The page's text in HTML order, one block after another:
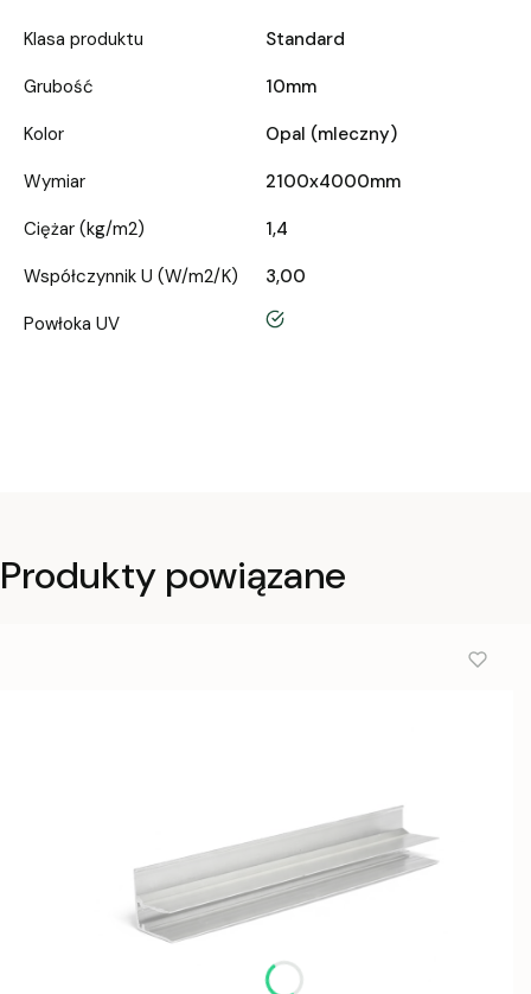
Klasa produktu
Standard
Grubość
10mm
Kolor
Opal (mleczny)
Wymiar
2100x4000mm
Ciężar (kg/m2)
1,4
Współczynnik U (W/m2/K)
3,00
Powłoka UV
tak
Produkty powiązane